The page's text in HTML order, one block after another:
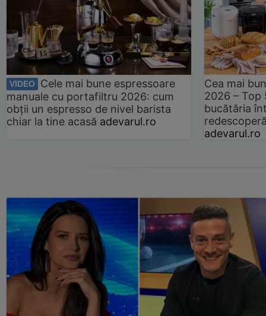
VIDEO
Cele mai bune espressoare
manuale cu portafiltru 2026: cum
obții un espresso de nivel barista
chiar la tine acasă adevarul.ro
Cea mai
2026 –
bucătăria
adevarul.ro